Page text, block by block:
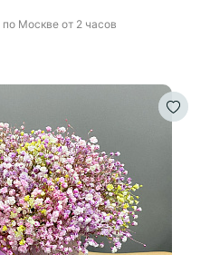
по Москвеот 2 часов